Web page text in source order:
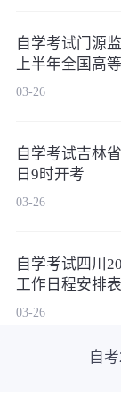
自学考试门源
上半年全国高
考务工作圆满结
03-26
自学考试吉林
日9时开考
03-26
自学考试四川
工作日程安排表
03-26
自